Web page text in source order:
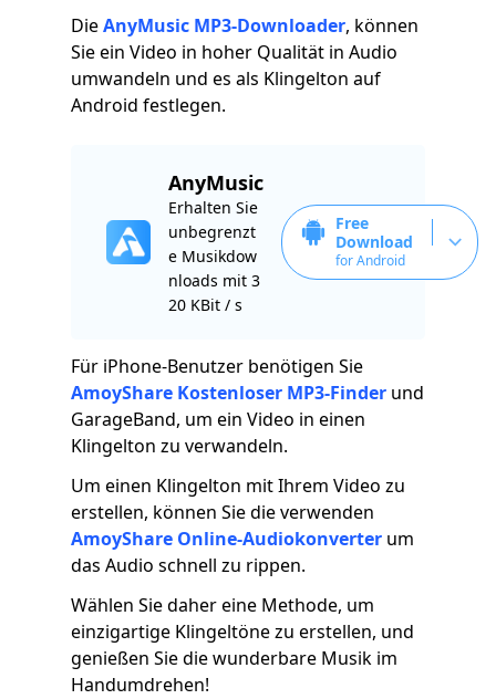
DieAnyMusic MP3-Downloader, können
Sie ein Video in hoher Qualität in Audio
umwandeln und es als Klingelton auf
Android festlegen.
AnyMusic
Erhalten Sie
unbegrenzt
e Musikdow
nloads mit 3
20 KBit / s
Free
Download
for Android
Für iPhone-Benutzer benötigen Sie
AmoyShare Kostenloser MP3-Finder und
GarageBand, um ein Video in einen
Klingelton zu verwandeln.
Um einen Klingelton mit Ihrem Video zu
erstellen, können Sie die verwenden
AmoyShare Online-Audiokonverter um
das Audio schnell zu rippen.
Wählen Sie daher eine Methode, um
einzigartige Klingeltöne zu erstellen, und
genießen Sie die wunderbare Musik im
Handumdrehen!